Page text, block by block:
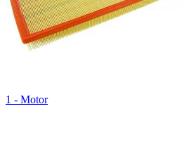
1 - Motor